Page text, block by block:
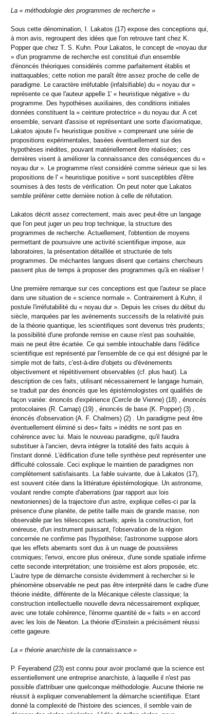
La « méthodologie des programmes de recherche »
Sous cette dénomination, I. Lakatos (17) expose des conceptions qui,
à mon avis, regroupent des idées que l'on retrouve tant chez K.
Popper que chez T. S. Kuhn. Pour Lakatos, le concept de «noyau dur
» d'un programme de recherche est constitué d'un ensemble
d'énoncés théoriques considérés comme parfaitement établis et
inattaquables; cette notion me paraît être assez proche de celle de
paradigme. Le caractère irréfutable (infalsifiable) du « noyau dur »
représente ce que l'auteur appelle 1' « heuristique négative » du
programme. Des hypothèses auxiliaires, des conditions initiales
données constituent la « ceinture protectrice » du noyau dur. A cet
ensemble, servant d'assise et représentant une sorte d'axiomatique,
Lakatos ajoute l'« heuristique positive » comprenant une série de
propositions expérimentales, basées éventuellement sur des
hypothèses inédites, pouvant matériellement être réalisées; ces
dernières visent à améliorer la connaissance des conséquences du «
noyau dur ». Le programme n'est considéré comme sérieux que si les
propositions de l' « heuristique positive » sont susceptibles d'être
soumises à des tests de vérification. On peut noter que Lakatos
semble préférer cette dernière notion à celle de réfutation.
Lakatos décrit assez correctement, mais avec peut-être un langage
que l'on peut juger un peu trop technique, la structure des
programmes de recherche. Actuellement, l'obtention de moyens
permettant de poursuivre une activité scientifique impose, aux
laboratoires, la présentation détaillée et structurée de tels
programmes. De méchantes langues disent que certains chercheurs
passent plus de temps à proposer des programmes qu'à en réaliser !
Une première remarque sur ces conceptions est que l'auteur se place
dans une situation de « science normale ». Contrairement à Kuhn, il
postule l'irréfutabilité du « noyau dur ». Depuis les crises du début du
siècle, marquées par les avènements successifs de la relativité puis
de la théorie quantique, les scientifiques sont devenus très prudents;
la possibilité d'une profonde remise en cause n'est pas souhaitée,
mais ne peut être écartée. Ce qui semble intouchable dans l'édifice
scientifique est représenté par l'ensemble de ce qui est désigné par le
simple mot de faits, c'est-à-dire d'objets ou d'événements
objectivement et répétitivement observables (cf. plus haut). La
description de ces faits, utilisant nécessairement le langage humain,
se traduit par des énoncés que les épistémologistes ont qualifiés de
façon variée: énoncés d'expérience (Cercle de Vienne) (18) , énoncés
protocolaires (R. Carnap) (19) , énoncés de base (K. Popper) (3) ,
énoncés d'observation (A. F. Chalmers) (2) . Un paradigme peut être
éventuellement éliminé si des« faits » inédits ne sont pas en
cohérence avec lui. Mais le nouveau paradigme, qu'il faudra
substituer à l'ancien, devra intégrer la totalité des faits acquis à
l'instant donné. L'édification d'une telle synthèse peut représenter une
difficulté colossale. Ceci explique le maintien de paradigmes non
complètement satisfaisants. La fable suivante, due à Lakatos (17),
est souvent citée dans la littérature épistémologique. Un astronome,
voulant rendre compte d'aberrations (par rapport aux lois
newtoniennes) de la trajectoire d'un astre, explique celles-ci par la
présence d'une planète, de petite taille mais de grande masse, non
observable par les télescopes actuels; après la construction, fort
onéreuse, d'un instrument puissant, l'observation de la région
concernée ne confirme pas l'hypothèse; l'astronome suppose alors
que les effets aberrants sont dus à un nuage de poussières
cosmiques; l'envoi, encore plus onéreux, d'une sonde spatiale infirme
cette seconde interprétation; une troisième est alors proposée, etc.
L'autre type de démarche consiste évidemment à rechercher si le
phénomène observable ne peut pas être interprété dans le cadre d'une
théorie inédite, différente de la Mécanique céleste classique; la
construction intellectuelle nouvelle devra nécessairement expliquer,
avec une totale cohérence, l'énorme quantité de « faits » en accord
avec les lois de Newton. La théorie d'Einstein a précisément réussi
cette gageure.
La « théorie anarchiste de la connaissance »
P. Feyerabend (23) est connu pour avoir proclamé que la science est
essentiellement une entreprise anarchiste, à laquelle il n'est pas
possible d'attribuer une quelconque méthodologie. Aucune théorie ne
réussit à expliquer convenablement la démarche scientifique. Etant
donné la complexité de l'histoire des sciences, il semble vain de